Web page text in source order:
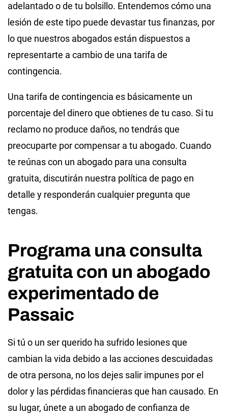
adelantado o de tu bolsillo. Entendemos cómo una
lesión de este tipo puede devastar tus finanzas, por
lo que nuestros abogados están dispuestos a
representarte a cambio de una tarifa de
contingencia.
Una tarifa de contingencia es básicamente un
porcentaje del dinero que obtienes de tu caso. Si tu
reclamo no produce daños, no tendrás que
preocuparte por compensar a tu abogado. Cuando
te reúnas con un abogado para una consulta
gratuita, discutirán nuestra política de pago en
detalle y responderán cualquier pregunta que
tengas.
Programa una consulta
gratuita con un abogado
experimentado de
Passaic
Si tú o un ser querido ha sufrido lesiones que
cambian la vida debido a las acciones descuidadas
de otra persona, no los dejes salir impunes por el
dolor y las pérdidas financieras que han causado. En
su lugar, únete a un abogado de confianza de